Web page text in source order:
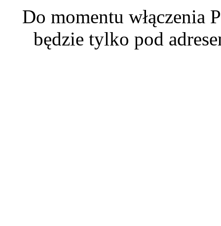
Do momentu włączenia
będzie tylko pod